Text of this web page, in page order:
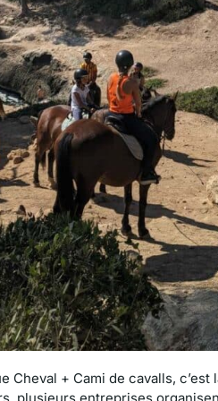
Cheval + Cami de cavalls,